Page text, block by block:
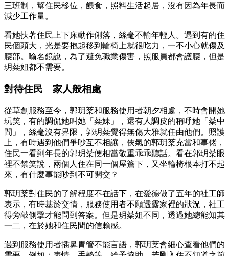
三班制，幫住民移位，餵食，照料生活起居，沒有因為年長而
減少工作量。
看她扶著住民上下床動作俐落，絲毫不輸年輕人。遇到有的住
民個頭大，光是要抱起移到輪椅上就很吃力，一不小心就傷及
腰部。喻名鏡說，為了避免職業傷害，照服員都會護腰，但是
玥棻姐都不需要。
對待住民 家人般相處
從草創服務至今，郭玥棻和服務使用者朝夕相處，不時會開她
玩笑，有的調侃她叫她「棻妹」，還有人調皮的稱呼她「棻中
間」，絲毫沒有界限，郭玥棻覺得無傷大雅就任由他們。照護
上，有時遇到他們爭吵互不相讓，俠氣的郭玥棻充當和事佬，
住民一看到年長的郭玥棻便相當敬重乖乖聽話。看在郭玥棻眼
裡不禁笑說，兩個人住在同一個屋簷下，又坐輪椅根本打不起
來，有什麼事能吵到不可開交？
郭玥棻對住民的了解程度不在話下，在愛德做了五年的社工師
表示，有時基於交情，服務使用者不願透露家裡的狀況，社工
得旁敲側擊才能問到答案。但是玥棻姐不同，透過她總能知其
一二，在於她和住民間的信賴感。
遇到服務使用者插鼻胃管不能言語，郭玥棻會細心查看他們的